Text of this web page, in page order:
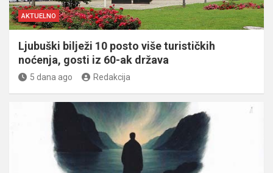
AKTUELNO
Ljubuški bilježi 10 posto više turističkih
noćenja, gosti iz 60-ak država
5 dana ago Redakcija